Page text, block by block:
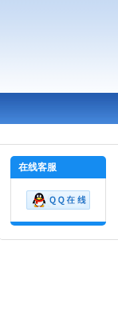
在线客服